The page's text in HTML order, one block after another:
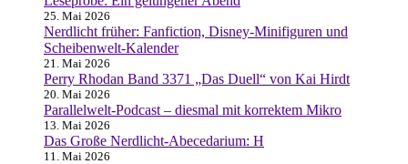
25. Mai 2026
Nerdlicht früher: Fanfiction, Disney-Minifiguren und
Scheibenwelt-Kalender
21. Mai 2026
Perry Rhodan Band 3371 „Das Duell“ von Kai Hirdt
20. Mai 2026
Parallelwelt-Podcast – diesmal mit korrektem Mikro
13. Mai 2026
Das Große Nerdlicht-Abecedarium: H
11. Mai 2026